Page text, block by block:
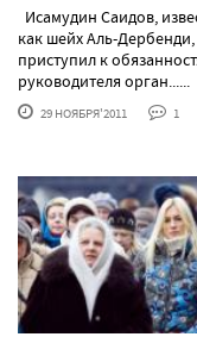
Исамудин Саидов,
как шейх Аль-Дербенди,
приступил к
руководителя орган......
29 НОЯБРЯ'2011 1